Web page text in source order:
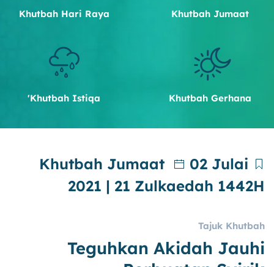
Khutbah Jumaat
Khutbah Hari Raya
Khutbah Gerhana
Khutbah Istiqa'
Khutbah Jumaat
02 Julai
2021 | 21 Zulkaedah 1442H
Tajuk Khutbah
Teguhkan Akidah Jauhi